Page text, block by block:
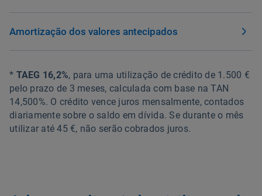
Amortização dos valores antecipados
* TAEG 16,2%, para uma utilização de crédito de 1.500 €
pelo prazo de 3 meses, calculada com base na TAN
14,500%. O crédito vence juros mensalmente, contados
diariamente sobre o saldo em dívida. Se durante o mês
utilizar até 45 €, não serão cobrados juros.